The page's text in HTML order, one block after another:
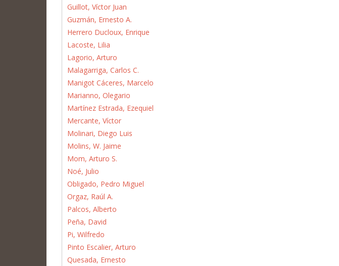
Guillot, Víctor Juan
Guzmán, Ernesto A.
Herrero Ducloux, Enrique
Lacoste, Lilia
Lagorio, Arturo
Malagarriga, Carlos C.
Manigot Cáceres, Marcelo
Marianno, Olegario
Martínez Estrada, Ezequiel
Mercante, Víctor
Molinari, Diego Luis
Molins, W. Jaime
Mom, Arturo S.
Noé, Julio
Obligado, Pedro Miguel
Orgaz, Raúl A.
Palcos, Alberto
Peña, David
Pi, Wilfredo
Pinto Escalier, Arturo
Quesada, Ernesto